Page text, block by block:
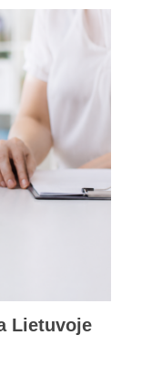
Lietuvoje